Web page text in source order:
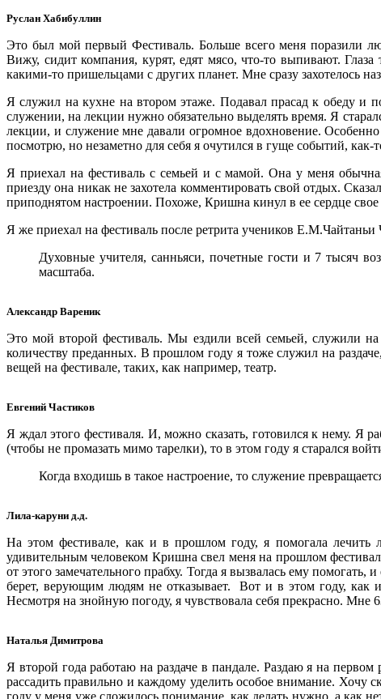
Руслан Хабибуллин
Это был мой первый Фестиваль. Больше всего меня поразили
Вижу, сидит компания, курят, едят мясо, что-то выпивают.
какими-то пришельцами с других планет. Мне сразу захотелось
Я служил на кухне на втором этаже. Подавал прасад к обеду и
служении, на лекции нужно обязательно выделять время. Я
лекции, и служение мне давали огромное вдохновение.
посмотрю, но незаметно для себя я очутился в гуще событий, как-
Я приехал на фестиваль с семьей и с мамой. Она у меня
приезду она никак не захотела комментировать свой отдых.
приподнятом настроении. Похоже, Кришна кинул в ее сердце свое
Я же приехал на фестиваль после ретрита учеников
Духовные учителя, санньяси, почетные гости и 7 тысяч
масштаба.
Александр Вареник
Это мой второй фестиваль. Мы ездили всей семьей, служили на
количеству преданных. В прошлом году я тоже служил на
вещей на фестивале, таких, как например, театр.
Евгений Частиков
Я ждал этого фестиваля. И, можно сказать, готовился к нему. Я
(чтобы не промазать мимо тарелки), то в этом году я старался
Когда входишь в такое настроение, то служение
Лила-каруни д.д.
На этом фестивале, как и в прошлом году, я помогала лечить
удивительным человеком Кришна свел меня на прошлом
от этого замечательного прабху. Тогда я вызвалась ему
берет, верующим людям не отказывает. Вот и в этом году, как
Несмотря на знойную погоду, я чувствовала себя прекрасно. Мне
Наталья Димитрова
Я второй года работаю на раздаче в пандале. Раздаю я на
рассадить правильно и каждому уделить особое внимание. Хочу
году у меня уже сложилось понимание, как делать нужно, а как